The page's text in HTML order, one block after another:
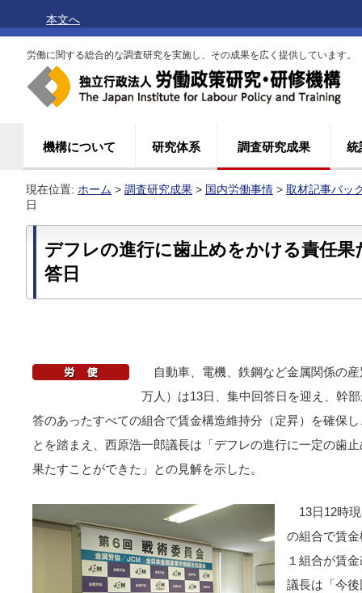
本文へ
労働に関する総合的な調査研究を実施し、その成果を広く提供しています。
機構について 研究体系 調査研究成果 統
現在位置: ホーム > 調査研究成果 > 国内労働事情 > 取材記事バッ
日
デフレの進行に歯止めをかける責任果
答日
自動車、電機、鉄鋼など金属関係の
万人）は13日、集中回答日を迎え、幹
答のあったすべての組合で賃金構造維持分（定昇）を確保
とを踏まえ、西原浩一郎議長は「デフレの進行に一定の歯
果たすことができた」との見解を示した。
13日12時
の組合で賃
１組合が賃
議長は「今